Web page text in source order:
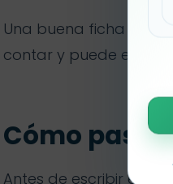
Una buena ficha de
contar y puede
Cómo
Antes de escribir el